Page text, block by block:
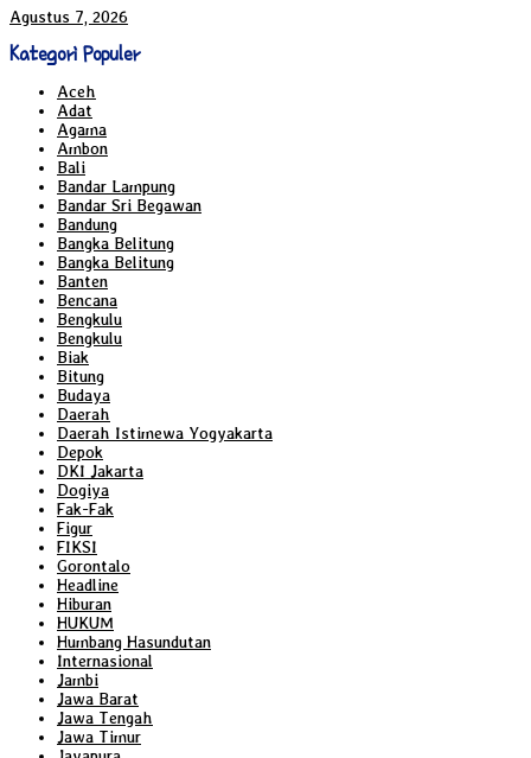
Agustus 7, 2026
Kategori Populer
Aceh
Adat
Agama
Ambon
Bali
Bandar Lampung
Bandar Sri Begawan
Bandung
Bangka Belitung
Bangka Belitung
Banten
Bencana
Bengkulu
Bengkulu
Biak
Bitung
Budaya
Daerah
Daerah Istimewa Yogyakarta
Depok
DKI Jakarta
Dogiya
Fak-Fak
Figur
FIKSI
Gorontalo
Headline
Hiburan
HUKUM
Humbang Hasundutan
Internasional
Jambi
Jawa Barat
Jawa Tengah
Jawa Timur